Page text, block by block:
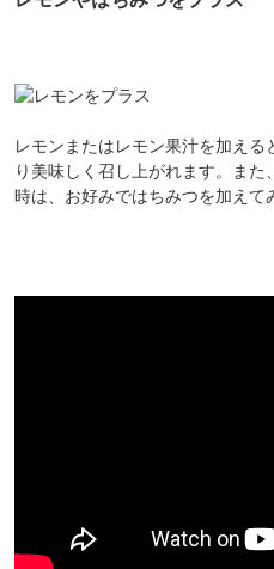
レモンまたはレモン果汁を加え
り美味しく召し上がれます。ま
時は、お好みではちみつを加えて
利用条件：3,000円以上のお
※他のクーポンと